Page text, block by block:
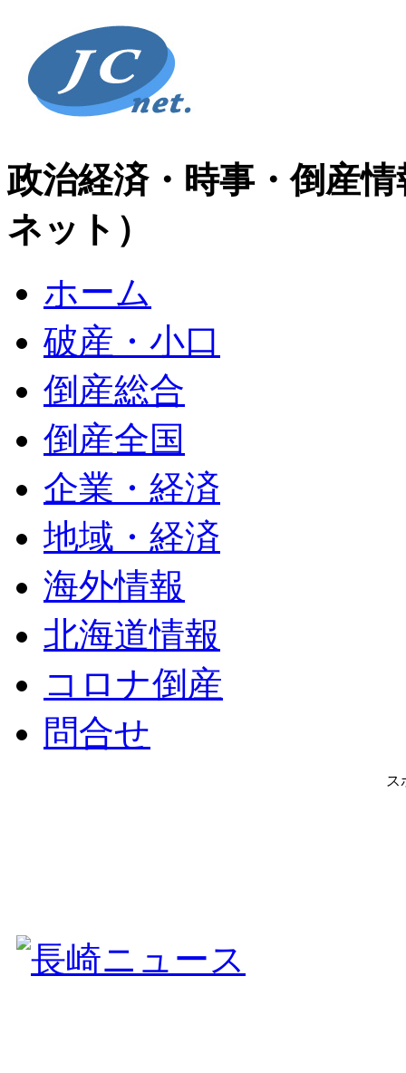
政治経済・時事・倒産
ネット）
ホーム
破産・小口
倒産総合
倒産全国
企業・経済
地域・経済
海外情報
北海道情報
コロナ倒産
問合せ
ス